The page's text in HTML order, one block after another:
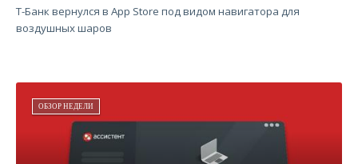
Т-Банк вернулся в App Store под видом навигатора для
воздушных шаров
ОБЗОР НЕДЕЛИ